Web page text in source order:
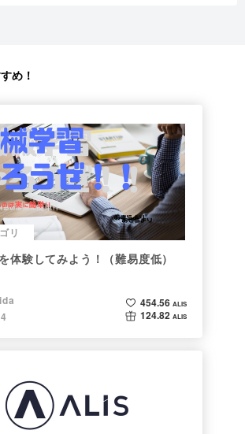
め！
リ
体験してみよう！（難易度低）
454.56 ALIS
124.82 ALIS